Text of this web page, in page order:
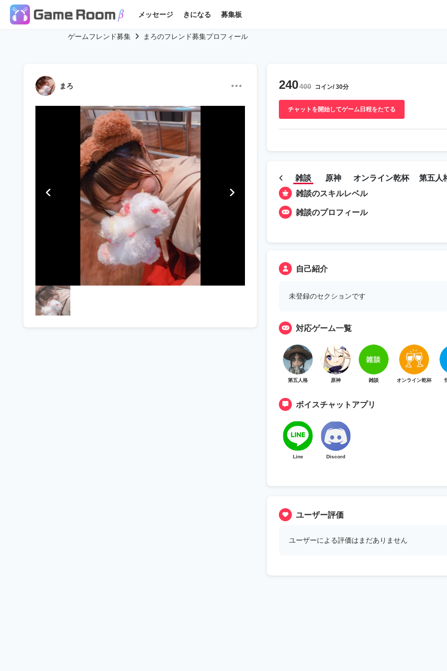
メッセージ きになる 募集板
ゲームフレンド募集 まろのフレンド募集プロフィール
まろ 240400 コイン/ 30分
チャットを開始してゲーム日程をたてる
雑談 原神 オンライン乾杯
第五人
雑談のスキルレベル
雑談のプロフィール
自己紹介
未登録のセクションです
対応ゲーム一覧
第五人格 原神 雑談 オンライン乾杯
ボイスチャットアプリ
Line Discord
ユーザー評価
ユーザーによる評価はまだありません